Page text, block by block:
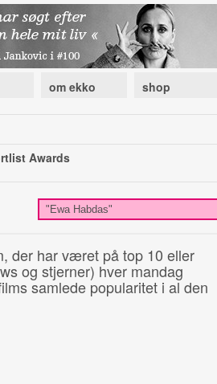
om ekko shop
Awards
der har været på top 10 eller
og stjerner) hver mandag
samlede popularitet i al den